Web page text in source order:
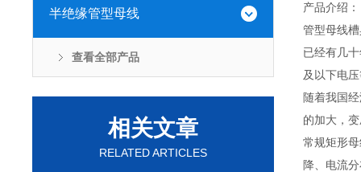
半绝缘管型母线
查看全部产品
相关文章
RELATED ARTICLES
产品介绍：
管型母线
已经有几
及以下电
随着我国
的加大，
常规矩形
降、电流